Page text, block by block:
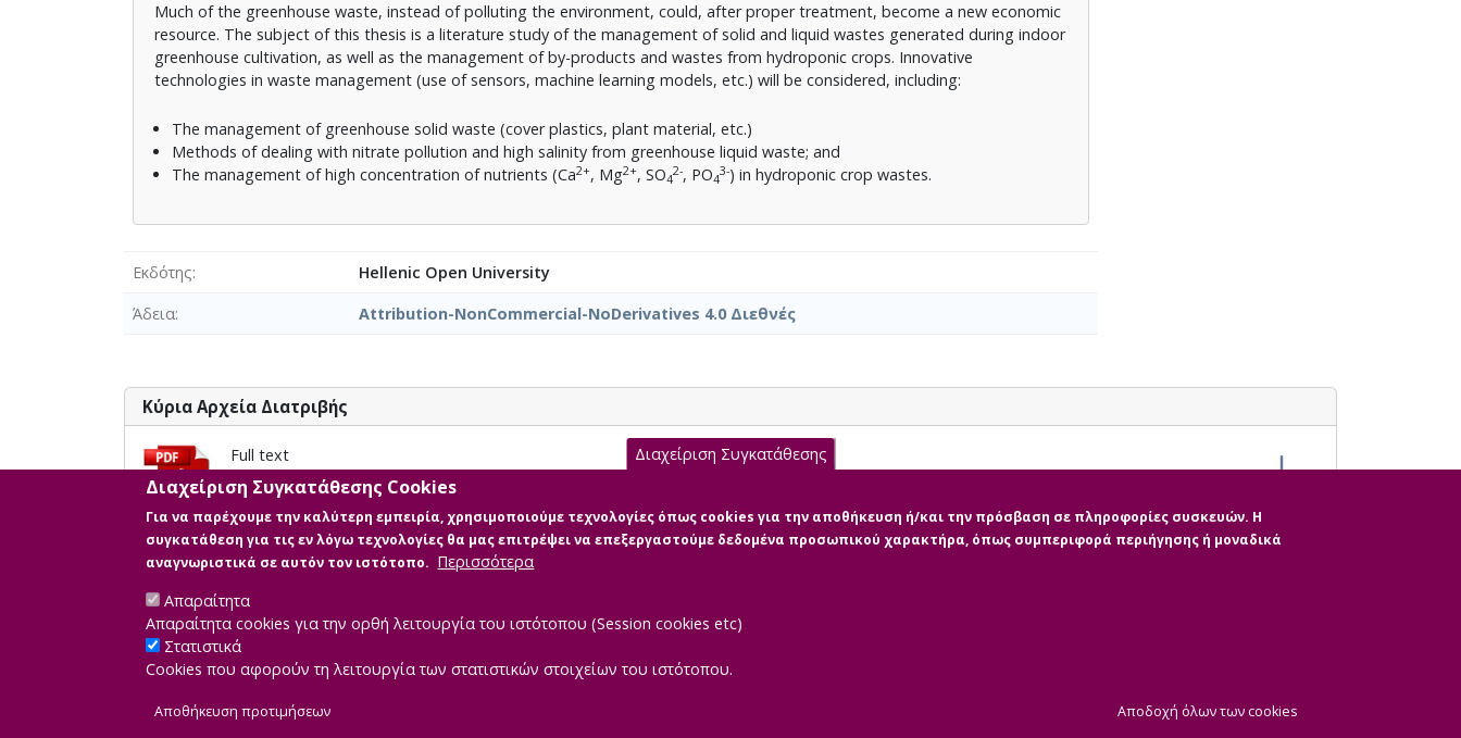
Much of the greenhouse waste, instead of polluting the environment, could, after proper treatment, become a new economic
resource. The subject of this thesis is a literature study of the management of solid and liquid wastes generated during indoor
greenhouse cultivation, as well as the management of by-products and wastes from hydroponic crops. Innovative
technologies in waste management (use of sensors, machine learning models, etc.) will be considered, including:
The management of greenhouse solid waste (cover plastics, plant material, etc.)
Methods of dealing with nitrate pollution and high salinity from greenhouse liquid waste; and
The management of high concentration of nutrients (Ca2+, Mg2+, SO4
2-, PO4
3-) in hydroponic crop wastes.
Εκδότης
Hellenic Open University
Άδεια
Attribution-NonCommercial-NoDerivatives 4.0 Διεθνές
Κύρια Αρχεία Διατριβής
Full text
Περιγραφή: ΜΔΕ ΕΑΠ Θωμόπουλος Βασίλειος.pdf (pdf)
Μέγεθος: 1.0 MB
Developed byINTEROPTICS|Powered byReasonableGraph.org
Διαχείριση Συγκατάθεσης
Διαχείριση Συγκατάθεσης Cookies
Για να παρέχουμε την καλύτερη εμπειρία, χρησιμοποιούμε τεχνολογίες όπως cookies για την αποθήκευση ή/και την πρόσβαση σε πληροφορίες συσκευών. Η
συγκατάθεση για τις εν λόγω τεχνολογίες θα μας επιτρέψει να επεξεργαστούμε δεδομένα προσωπικού χαρακτήρα, όπως συμπεριφορά περιήγησης ή μοναδικά
αναγνωριστικά σε αυτόν τον ιστότοπο. Περισσότερα
Απαραίτητα
Απαραίτητα cookies για την ορθή λειτουργία του ιστότοπου (Session cookies etc)
Στατιστικά
Cookies που αφορούν τη λειτουργία των στατιστικών στοιχείων του ιστότοπου.
Αποθήκευση προτιμήσεων Αποδοχή όλων των cookies